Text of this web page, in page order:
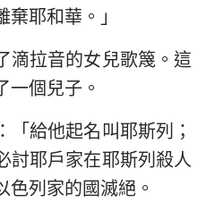
雅歌
耶利米書
以西結書
何西阿書
阿摩司書
耶和華。」
滴拉音的女兒歌篾。這
一個兒子。
「給他起名叫耶斯列；
討耶戶家在耶斯列殺人
色列家的國滅絕。